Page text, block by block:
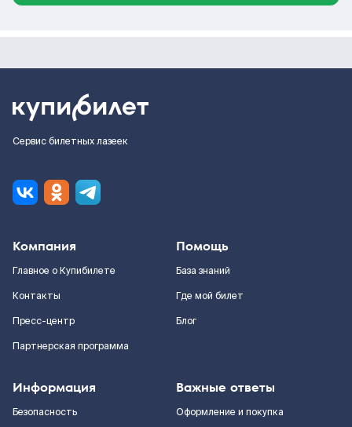
Сервис билетных лазеек
Компания
Главное о Купибилете
Контакты
Пресс-центр
Партнерская программа
Помощь
База знаний
Где мой билет
Блог
Информация
Безопасность
Важные ответы
Оформление и покупка